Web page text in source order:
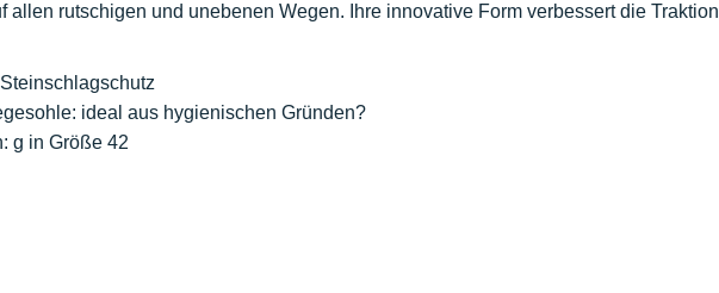
allen rutschigen und unebenen Wegen. Ihre innovative Form verbessert die Traktion
ideal aus hygienischen Gründen?
g in Größe 42